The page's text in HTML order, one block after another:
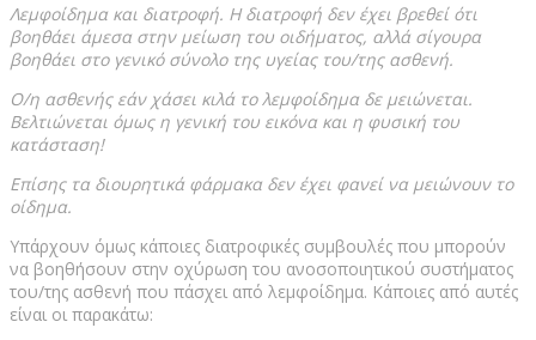
Λεμφοίδημα και διατροφή. Η διατροφή δεν έχει βρεθεί ότι
βοηθάει άμεσα στην μείωση του οιδήματος, αλλά σίγουρα
βοηθάει στο γενικό σύνολο της υγείας του/της ασθενή.
Ο/η ασθενής εάν χάσει κιλά το λεμφοίδημα δε μειώνεται.
Βελτιώνεται όμως η γενική του εικόνα και η φυσική του
κατάσταση!
Επίσης τα διουρητικά φάρμακα δεν έχει φανεί να μειώνουν το
οίδημα.
Υπάρχουν όμως κάποιες διατροφικές συμβουλές που μπορούν
να βοηθήσουν στην οχύρωση του ανοσοποιητικού συστήματος
του/της ασθενή που πάσχει από λεμφοίδημα. Κάποιες από αυτές
είναι οι παρακάτω: